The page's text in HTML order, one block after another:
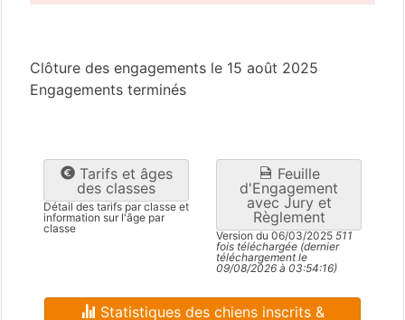
Clôture des engagements le 15 août 2025
Engagements terminés
Tarifs et âges
des classes
Détail des tarifs par classe et
information sur l'âge par
classe
Feuille
d'Engagement
avec Jury et
Règlement
Version du 06/03/2025 511
fois téléchargée (dernier
téléchargement le
09/08/2026 à 03:54:16)
Statistiques des chiens inscrits &